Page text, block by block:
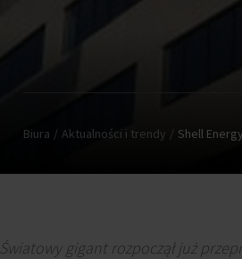
Biura Aktualności i trendy Shell
Światowy gigant rozpoczął już